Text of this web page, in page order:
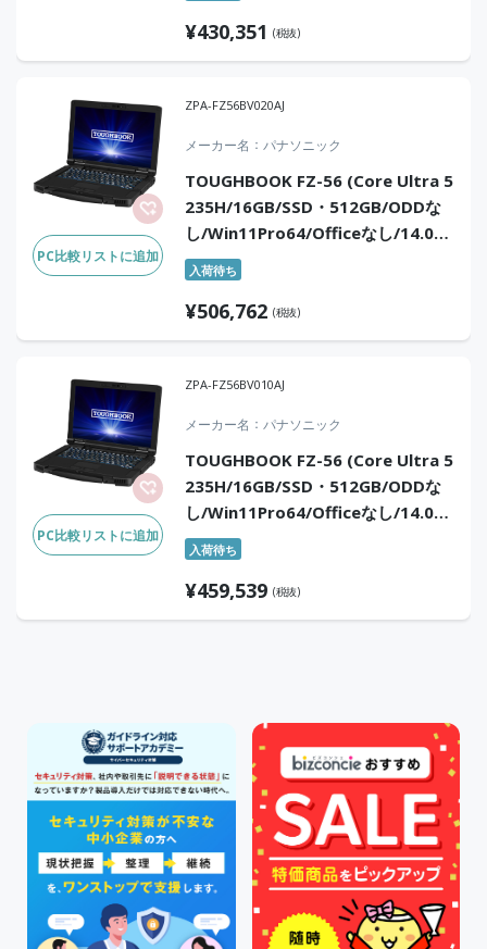
¥430,351 (税抜)
PC比較リストに追加
ZPA-FZ56BV020AJ
メーカー名 パナソニック
TOUGHBOOK FZ-56 (Core Ultra 5
235H/16GB/SSD・512GB/ODDな
し/Win11Pro64/Officeなし/14.0
型/タッチパネル/5G＆LTE)
入荷待ち
¥506,762 (税抜)
PC比較リストに追加
ZPA-FZ56BV010AJ
メーカー名 パナソニック
TOUGHBOOK FZ-56 (Core Ultra 5
235H/16GB/SSD・512GB/ODDな
し/Win11Pro64/Officeなし/14.0
型/タッチパネル/LTE)
入荷待ち
¥459,539 (税抜)